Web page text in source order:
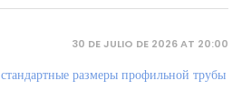
30 DE JULIO DE 2026 AT 20:00
стандартные размеры профильной трубы